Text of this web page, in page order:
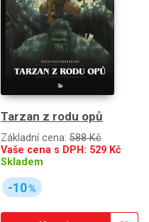
Tarzan z rodu opů
Základní cena: 588 Kč
Vaše cena s DPH: 529 Kč
Skladem
-10%